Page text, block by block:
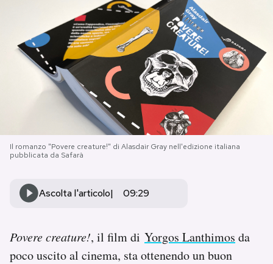
PODCAST
NEWSLETTER
I MIEI PREFERITI
SHOP
CALENDARIO
AREA PERSONALE
Il romanzo "Povere creature!" di Alasdair Gray nell'edizione italiana
pubblicata da Safarà
Ascolta l'articolo 09:29
Povere creature!, il film di Yorgos Lanthimos da
poco uscito al cinema, sta ottenendo un buon